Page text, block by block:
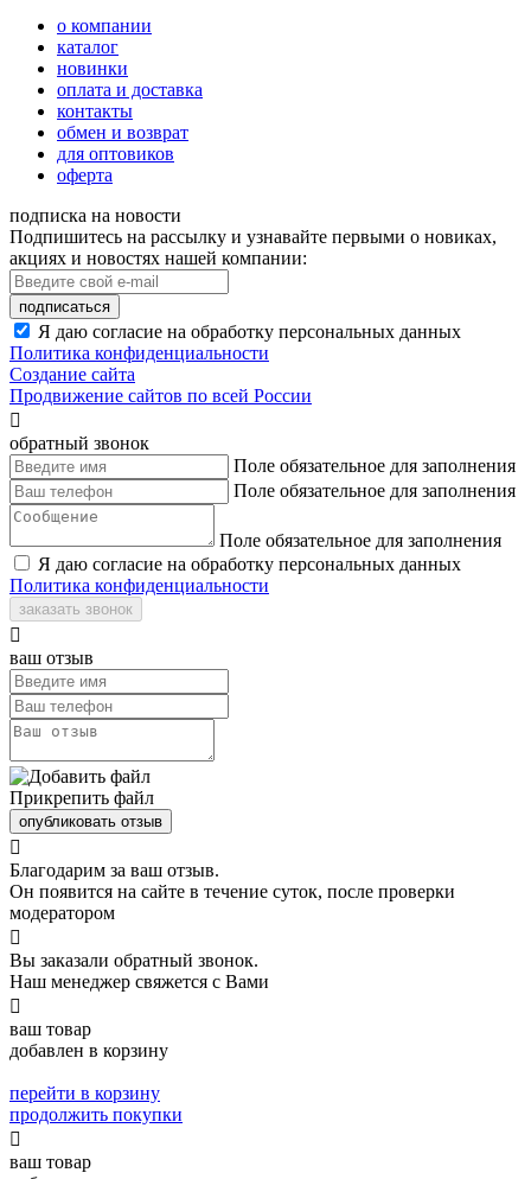
о компании
каталог
новинки
оплата и доставка
контакты
обмен и возврат
для оптовиков
оферта
подписка на новости
Подпишитесь на рассылку и узнавайте первыми о новиках,
акциях и новостях нашей компании:
подписаться
Я даю согласие на обработку персональных данных
Политика конфиденциальности
Создание сайта
Продвижение сайтов по всей России

обратный звонок
Поле обязательное для заполнения
Поле обязательное для заполнения
Поле обязательное для заполнения
Я даю согласие на обработку персональных данных
Политика конфиденциальности
заказать звонок

ваш отзыв
Прикрепить файл
опубликовать отзыв

Благодарим за ваш отзыв.
Он появится на сайте в течение суток, после проверки
модератором

Вы заказали обратный звонок.
Наш менеджер свяжется с Вами

ваш товар
добавлен в корзину
перейти в корзину
продолжить покупки

ваш товар